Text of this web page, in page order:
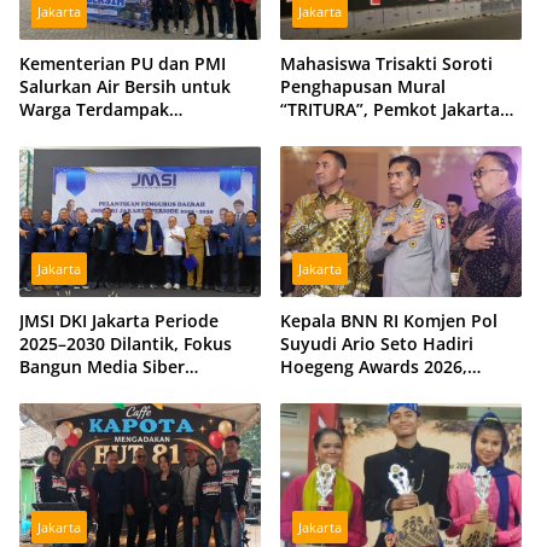
Jakarta
Kementerian PU dan PMI
Salurkan Air Bersih untuk
Warga Terdampak
Tiga Hidran Umum
Disiagakan
Jakarta
Mahasiswa Trisakti Soroti
Penghapusan Mural
“TRITURA”, Pemkot Jakarta
Jakarta
JMSI DKI Jakarta Periode
2025–2030 Dilantik, Fokus
Bangun Media Siber
Jakarta
Kepala BNN RI Komjen Pol
Suyudi Ario Seto Hadiri
Hoegeng Awards 2026,
Sinergi dengan Polri
Jakarta Jakarta